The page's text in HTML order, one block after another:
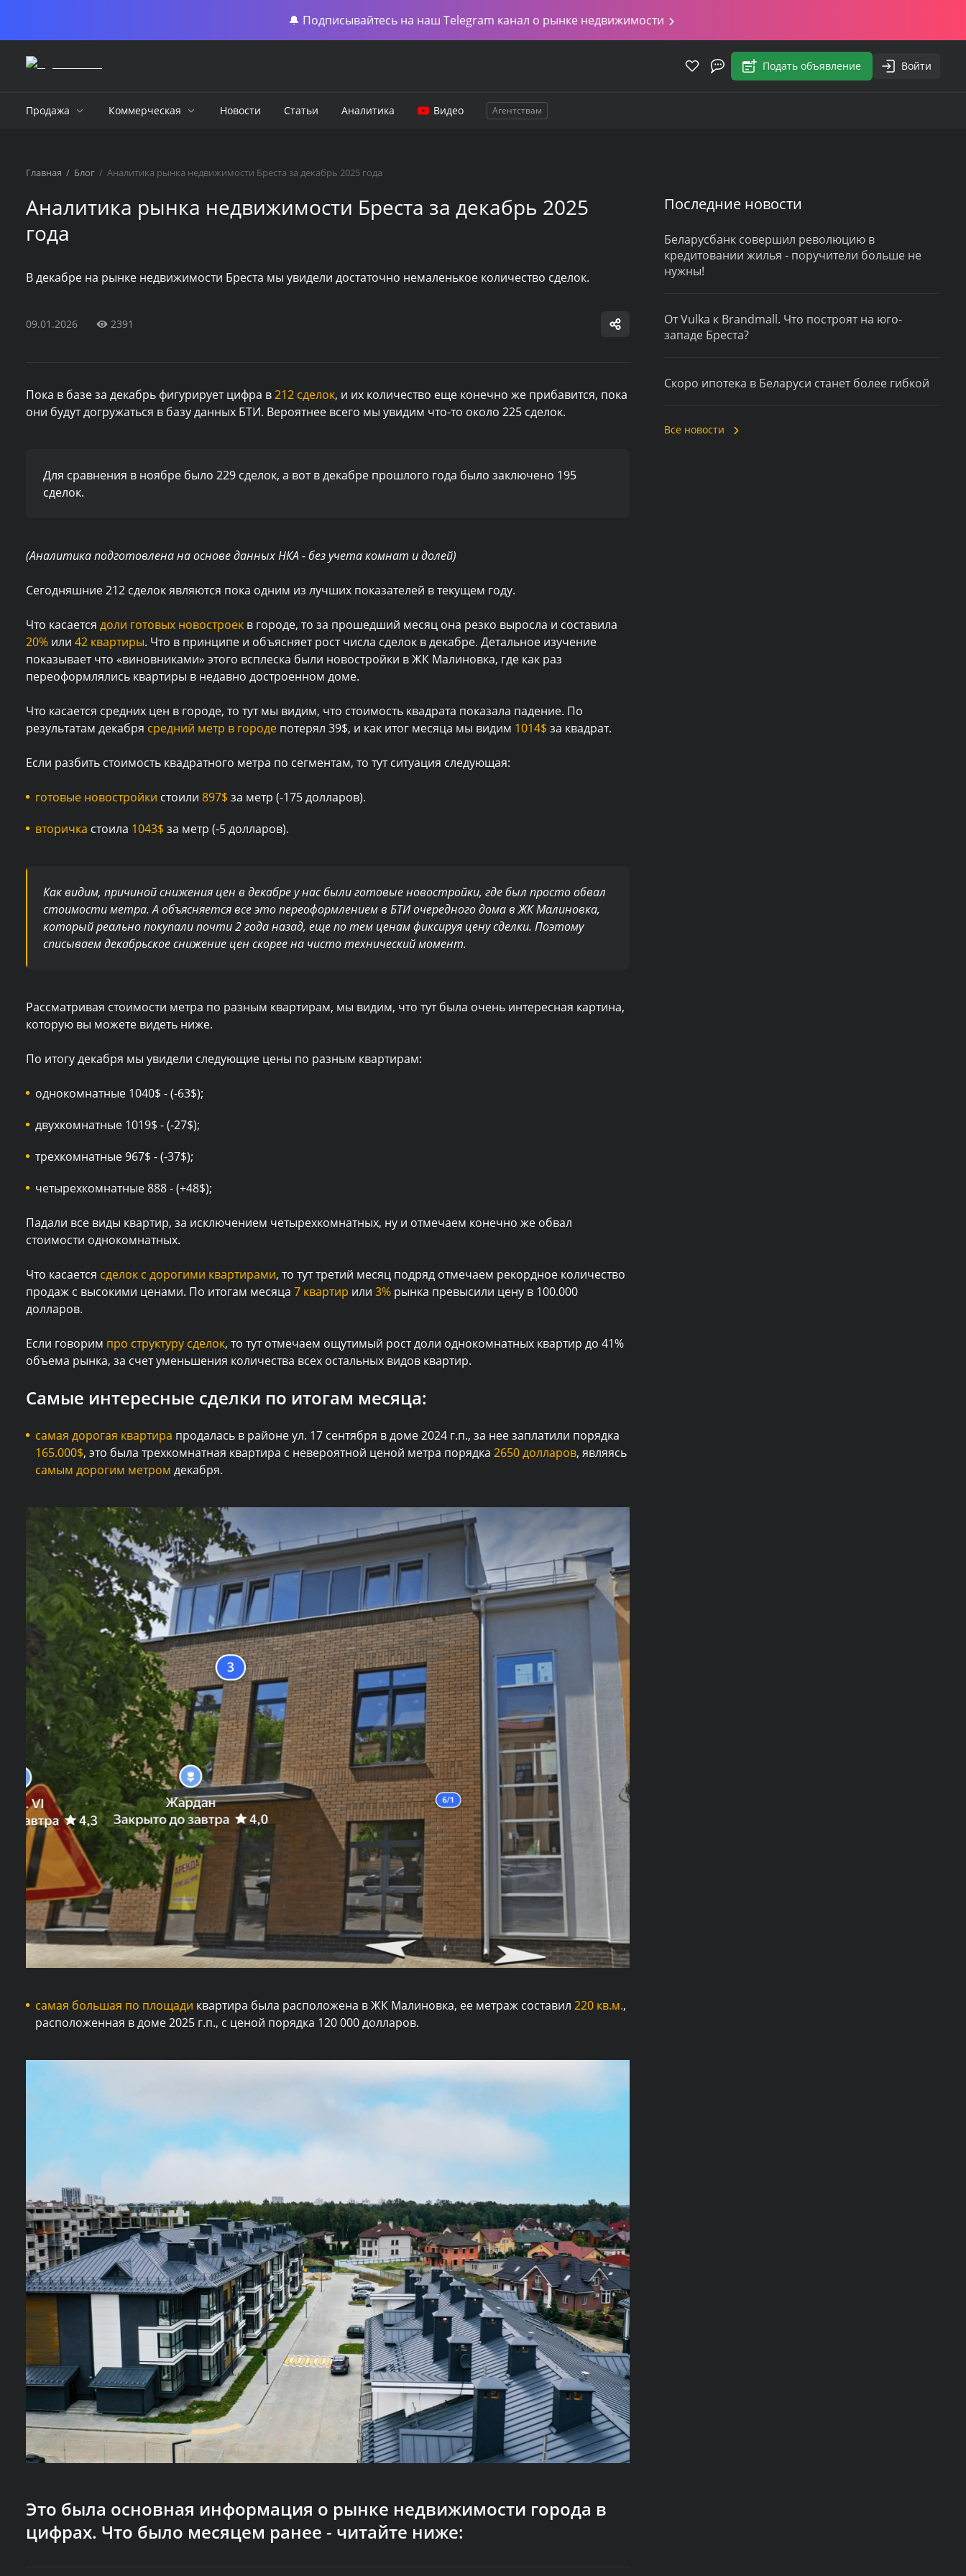
🔔 Подписывайтесь на наш Telegram канал о рынке недвижимости
Подать объявление Войти
Продажа Коммерческая Новости Статьи Аналитика Видео Агентствам
Главная / Блог / Аналитика рынка недвижимости Бреста за декабрь 2025 года
Аналитика рынка недвижимости Бреста за декабрь 2025
года
В декабре на рынке недвижимости Бреста мы увидели достаточно немаленькое количество сделок.
09.01.2026 2391
Пока в базе за декабрь фигурирует цифра в212 сделок, и их количество еще конечно же прибавится, пока
они будут догружаться в базу данных БТИ. Вероятнее всего мы увидим что-то около 225 сделок.
Для сравнения в ноябре было 229 сделок, а вот в декабре прошлого года было заключено 195
сделок.
(Аналитика подготовлена на основе данных НКА - без учета комнат и долей)
Сегодняшние 212 сделок являются пока одним из лучших показателей в текущем году.
Что касается доли готовых новостроек в городе, то за прошедший месяц она резко выросла и составила
20% или 42 квартиры. Что в принципе и объясняет рост числа сделок в декабре. Детальное изучение
показывает что «виновниками» этого всплеска были новостройки в ЖК Малиновка, где как раз
переоформлялись квартиры в недавно достроенном доме.
Что касается средних цен в городе, то тут мы видим, что стоимость квадрата показала падение. По
результатам декабря средний метр в городе потерял 39$, и как итог месяца мы видим 1014$ за квадрат.
Если разбить стоимость квадратного метра по сегментам, то тут ситуация следующая:
готовые новостройки стоили 897$ за метр (-175 долларов).
вторичка стоила 1043$ за метр (-5 долларов).
Как видим, причиной снижения цен в декабре у нас были готовые новостройки, где был просто обвал
стоимости метра. А объясняется все это переоформлением в БТИ очередного дома в ЖК Малиновка,
который реально покупали почти 2 года назад, еще по тем ценам фиксируя цену сделки. Поэтому
списываем декабрьское снижение цен скорее на чисто технический момент.
Рассматривая стоимости метра по разным квартирам, мы видим, что тут была очень интересная картина,
которую вы можете видеть ниже.
По итогу декабря мы увидели следующие цены по разным квартирам:
однокомнатные 1040$ - (-63$);
двухкомнатные 1019$ - (-27$);
трехкомнатные 967$ - (-37$);
четырехкомнатные 888 - (+48$);
Падали все виды квартир, за исключением четырехкомнатных, ну и отмечаем конечно же обвал
стоимости однокомнатных.
Что касается сделок с дорогими квартирами, то тут третий месяц подряд отмечаем рекордное количество
продаж с высокими ценами. По итогам месяца 7 квартир или 3% рынка превысили цену в 100.000
долларов.
Если говорим про структуру сделок, то тут отмечаем ощутимый рост доли однокомнатных квартир до 41%
объема рынка, за счет уменьшения количества всех остальных видов квартир.
Самые интересные сделки по итогам месяца:
самая дорогая квартира продалась в районе ул. 17 сентября в доме 2024 г.п., за нее заплатили порядка
165.000$, это была трехкомнатная квартира с невероятной ценой метра порядка 2650 долларов, являясь
самым дорогим метром декабря.
самая большая по площади квартира была расположена в ЖК Малиновка, ее метраж составил 220 кв.м.,
расположенная в доме 2025 г.п., с ценой порядка 120 000 долларов.
Это была основная информация о рынке недвижимости города в
цифрах. Что было месяцем ранее - читайте ниже:
Последние новости
Беларусбанк совершил революцию в
кредитовании жилья - поручители больше не
нужны!
От Vulka к Brandmall. Что построят на юго-
западе Бреста?
Скоро ипотека в Беларуси станет более гибкой
Все новости